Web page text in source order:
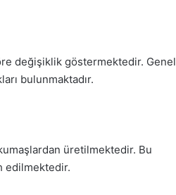
değişiklik göstermektedir. Genel
bulunmaktadır.
üretilmektedir. Bu
edilmektedir.